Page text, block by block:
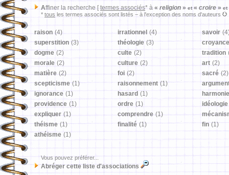
Affiner la recherche [ termes associés* à « religion » et« croire » et
* tous les termes associés sont listés − à l'exception des noms d'auteurs
raison (4) irrationnel (4) savoir
superstition (3) théologie (3)
croyance
dogme (2) culte (2) tradition
morale (2) culture (2) art (2)
matière (2) foi (2) sacré (2)
scepticisme (1) raisonnement (1)
ignorance (1) hasard (1)
harmonie
providence (1) ordre (1)
idéologie
expliquer (1) comprendre (1)
théisme (1) finalité (1) fin (1)
athéisme (1)
Vous pouvez préférer...
Abréger cette liste d'associations